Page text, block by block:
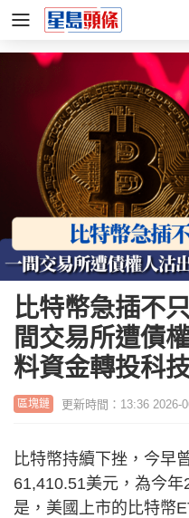
比特幣急插不
間交易所遭債
料資金轉投科
區塊鏈 更新時間：13:36 2026-
比特幣持續下挫，今早
61,410.51美元，為今
是，美國上市的比特幣